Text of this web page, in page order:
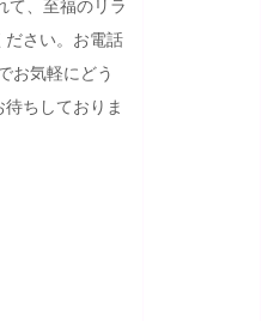
て、至福のリラ
ださい。お電話
お気軽にどう
ちしておりま